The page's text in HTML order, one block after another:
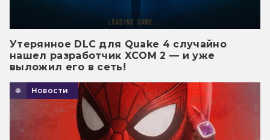
Утерянное DLC для Quake 4 случайно
нашел разработчик XCOM 2 — и уже
выложил его в сеть!
Новости